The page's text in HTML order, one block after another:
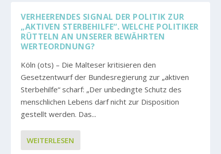
VERHEERENDES SIGNAL DER POLITIK ZUR
„AKTIVEN STERBEHILFE“. WELCHE POLITIKER
RÜTTELN AN UNSERER BEWÄHRTEN
WERTEORDNUNG?
Köln (ots) – Die Malteser kritisieren den
Gesetzentwurf der Bundesregierung zur „aktiven
Sterbehilfe“ scharf: „Der unbedingte Schutz des
menschlichen Lebens darf nicht zur Disposition
gestellt werden. Das...
WEITERLESEN